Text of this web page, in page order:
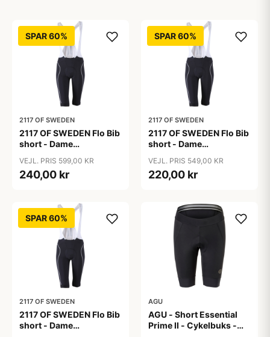
SPAR 60%
2117 OF SWEDEN
2117 OF SWEDEN Flo Bib
short - Dame
Sort - Str. 36
VEJL. PRIS 599,00 KR
240,00 kr
SPAR 60%
2117 OF SWEDEN
2117 OF SWEDEN Flo Bib
short - Dame
Sort - Str. 38
VEJL. PRIS 549,00 KR
220,00 kr
SPAR 60%
2117 OF SWEDEN
2117 OF SWEDEN Flo Bib
short - Dame
AGU
AGU - Short Essential
Prime II - Cykelbuks -